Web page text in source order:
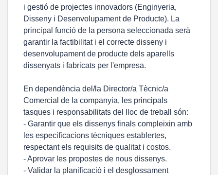
i gestió de projectes innovadors (Enginyeria,
Disseny i Desenvolupament de Producte). La
principal funció de la persona seleccionada serà
garantir la factibilitat i el correcte disseny i
desenvolupament de producte dels aparells
dissenyats i fabricats per l'empresa.
En dependència del/la Director/a Tècnic/a
Comercial de la companyia, les principals
tasques i responsabilitats del lloc de treball són:
- Garantir que els dissenys finals compleixin amb
les especificacions tècniques establertes,
respectant els requisits de qualitat i costos.
- Aprovar les propostes de nous dissenys.
- Validar la planificació i el desglossament